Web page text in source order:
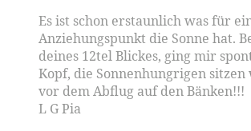
Es ist schon erstaunlich was für
Anziehungspunkt die Sonne hat.
deines 12tel Blickes, ging mir
Kopf, die Sonnenhungrigen sitzen
vor dem Abflug auf den Bänken!!!
L G Pia